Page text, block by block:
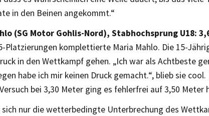
in den Beinen angekommt.“
(SG Motor Gohlis-Nord), Stabhochsprung U18:
Platzierungen komplettierte Maria Mahlo. Die 15-
in den Wettkampf gehen. „Ich war als Achtbeste
habe ich mir keinen Druck gemacht.“, blieb sie cool.
bei 3,30 Meter ging es fehlerfrei auf 3,50 Meter
nur die wetterbedingte Unterbrechung des